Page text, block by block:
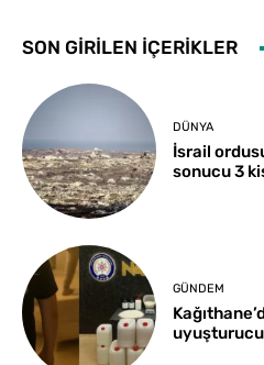
SON GİRİLEN İÇERİKLER
DÜNYA
İsrail
sonucu 3
GÜNDEM